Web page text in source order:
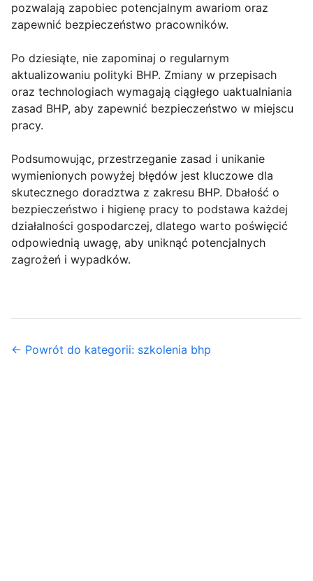
pozwalają zapobiec potencjalnym awariom oraz
zapewnić bezpieczeństwo pracowników.
Po dziesiąte, nie zapominaj o regularnym
aktualizowaniu polityki BHP. Zmiany w przepisach
oraz technologiach wymagają ciągłego uaktualniania
zasad BHP, aby zapewnić bezpieczeństwo w miejscu
pracy.
Podsumowując, przestrzeganie zasad i unikanie
wymienionych powyżej błędów jest kluczowe dla
skutecznego doradztwa z zakresu BHP. Dbałość o
bezpieczeństwo i higienę pracy to podstawa każdej
działalności gospodarczej, dlatego warto poświęcić
odpowiednią uwagę, aby uniknąć potencjalnych
zagrożeń i wypadków.
← Powrót do kategorii: szkolenia bhp